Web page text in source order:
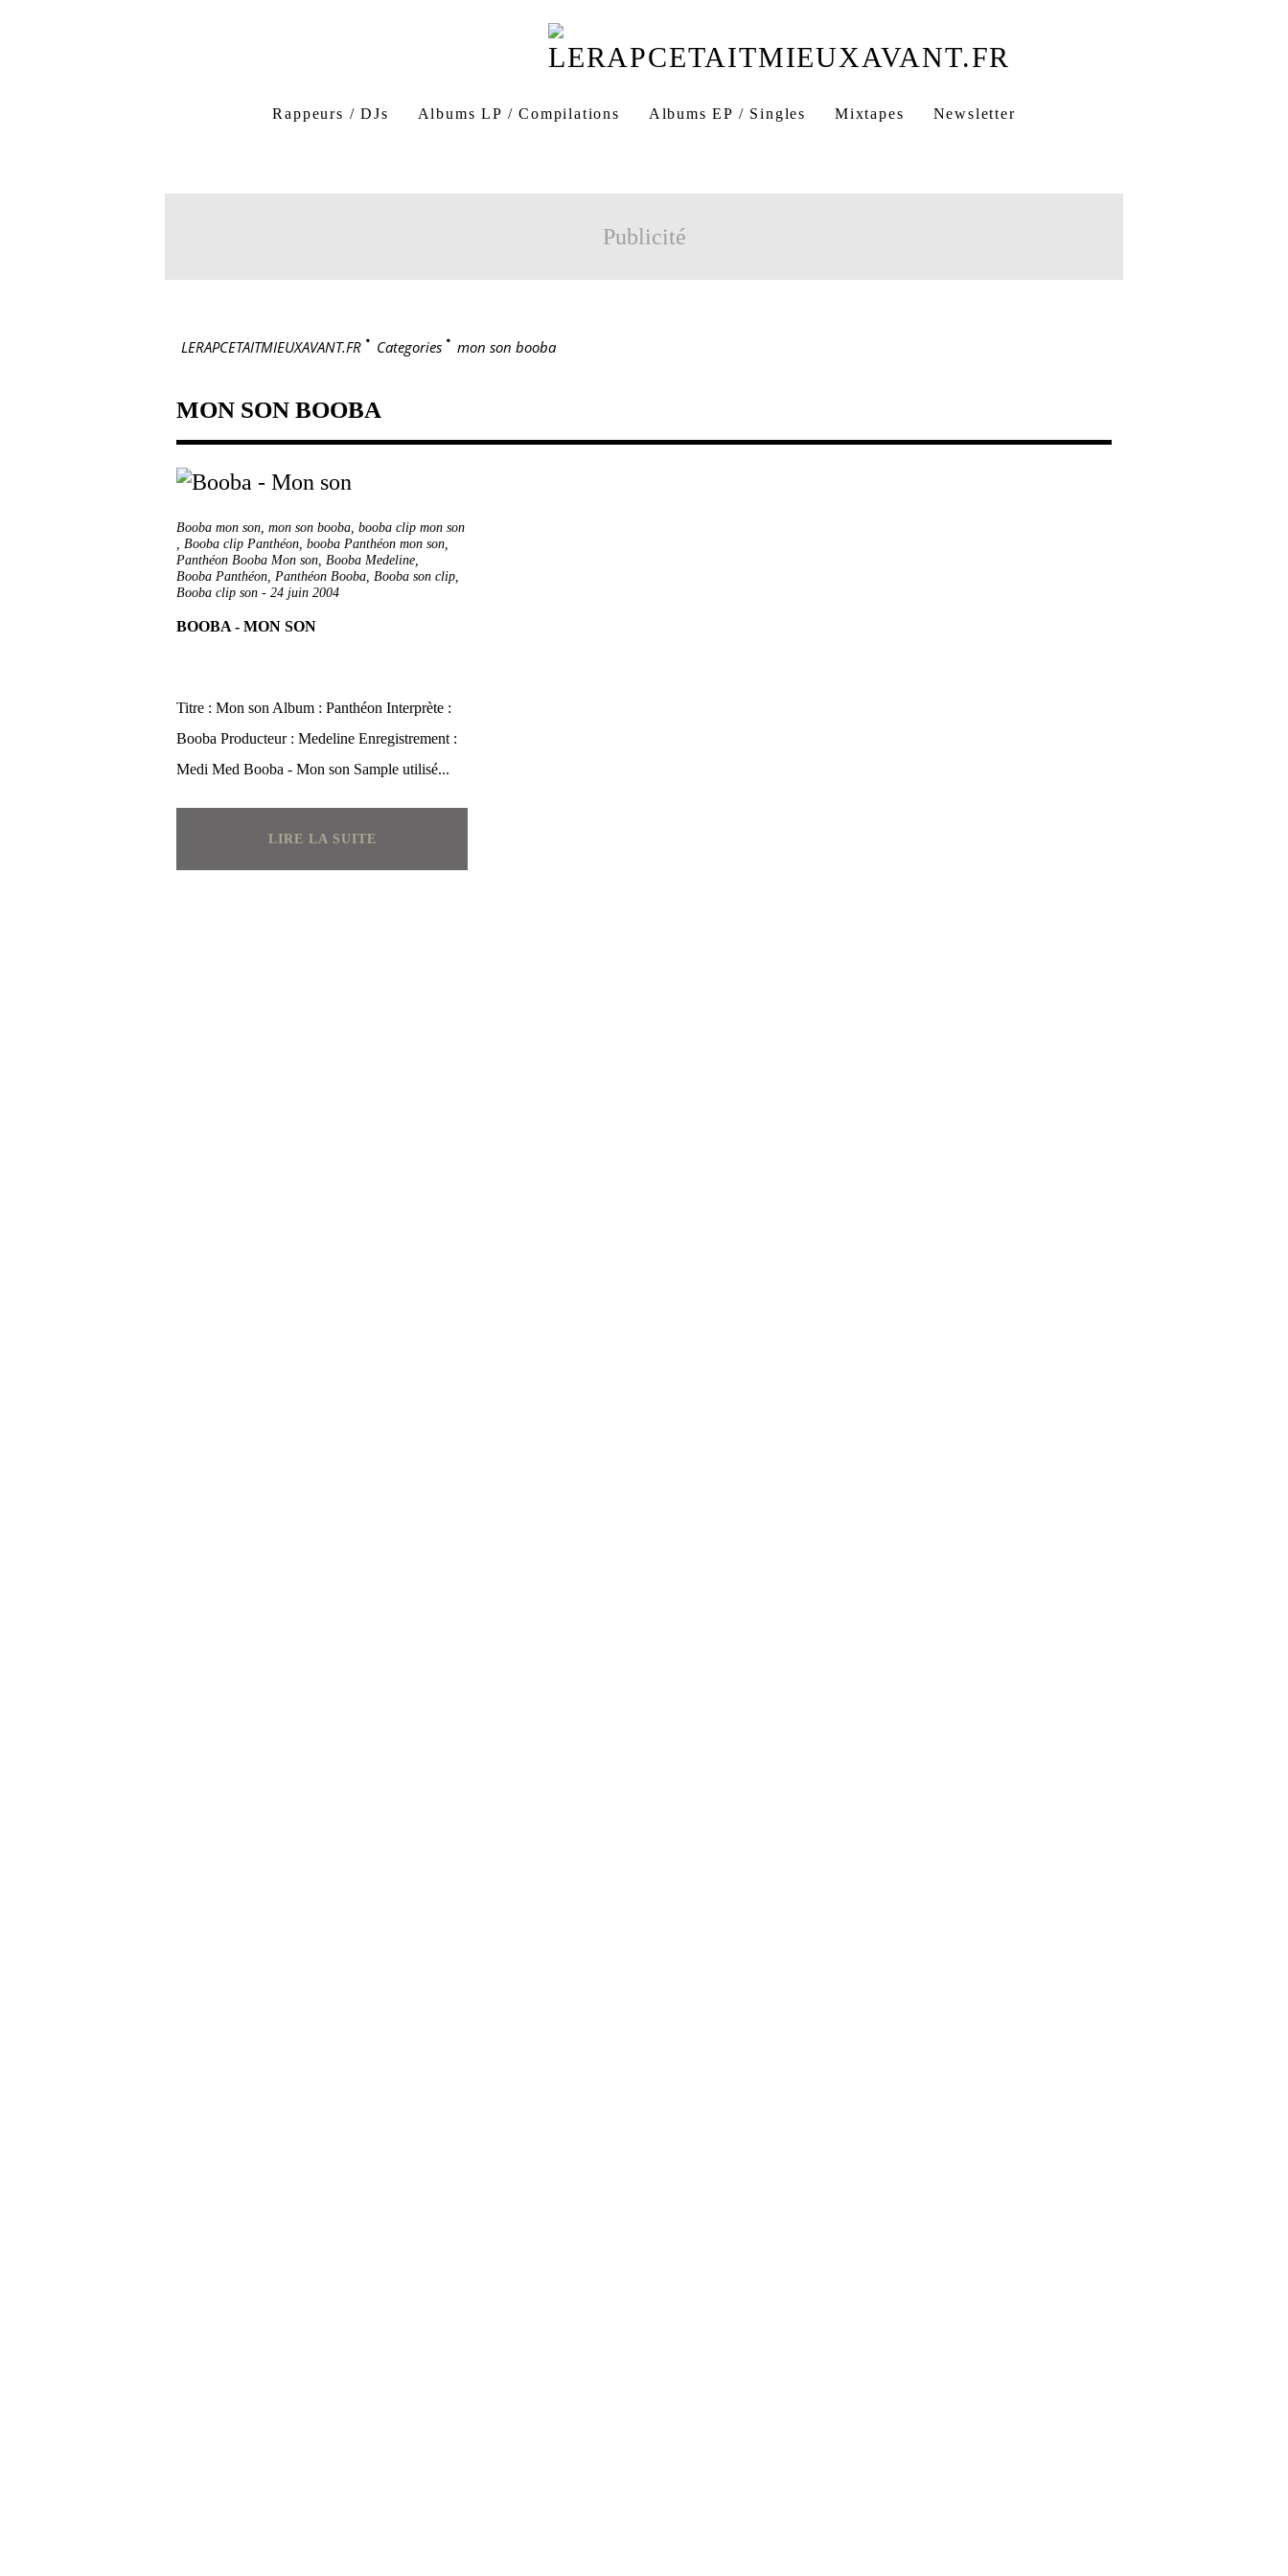
Rappeurs / DJs Albums LP / Compilations Albums EP / Singles Mixtapes Newsletter
Publicité
LERAPCETAITMIEUXAVANT.FR > Categories > mon son booba
MON SON BOOBA
Booba mon son, mon son booba, booba clip mon son
, Booba clip Panthéon, booba Panthéon mon son,
Panthéon Booba Mon son, Booba Medeline,
Booba Panthéon, Panthéon Booba, Booba son clip,
Booba clip son - 24 juin 2004
BOOBA - MON SON
Titre : Mon son Album : Panthéon Interprète :
Booba Producteur : Medeline Enregistrement :
Medi Med Booba - Mon son Sample utilisé...
LIRE LA SUITE